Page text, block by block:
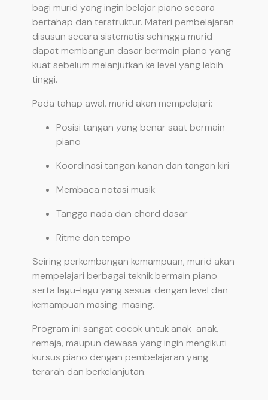
bagi murid yang ingin belajar piano secara
bertahap dan terstruktur. Materi pembelajaran
disusun secara sistematis sehingga murid
dapat membangun dasar bermain piano yang
kuat sebelum melanjutkan ke level yang lebih
tinggi.
Pada tahap awal, murid akan mempelajari:
Posisi tangan yang benar saat bermain
piano
Koordinasi tangan kanan dan tangan kiri
Membaca notasi musik
Tangga nada dan chord dasar
Ritme dan tempo
Seiring perkembangan kemampuan, murid akan
mempelajari berbagai teknik bermain piano
serta lagu-lagu yang sesuai dengan level dan
kemampuan masing-masing.
Program ini sangat cocok untuk anak-anak,
remaja, maupun dewasa yang ingin mengikuti
kursus piano dengan pembelajaran yang
terarah dan berkelanjutan.